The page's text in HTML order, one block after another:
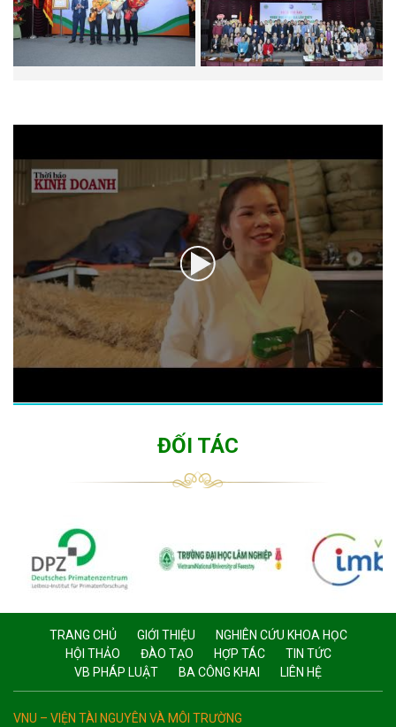
ĐỐI TÁC
TRANG CHỦ GIỚI THIỆU
NGHIÊN CỨU KHOA HỌC
HỘI THẢO
ĐÀO TẠO HỢP TÁC
TIN TỨC
VB PHÁP LUẬT
BA CÔNG KHAI LIÊN HỆ
VNU – VIỆN TÀI NGUYÊN VÀ MÔI TRƯỜNG